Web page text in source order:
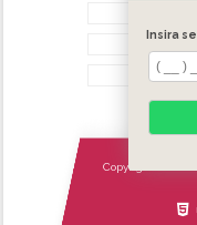
Copyright ©
Insira